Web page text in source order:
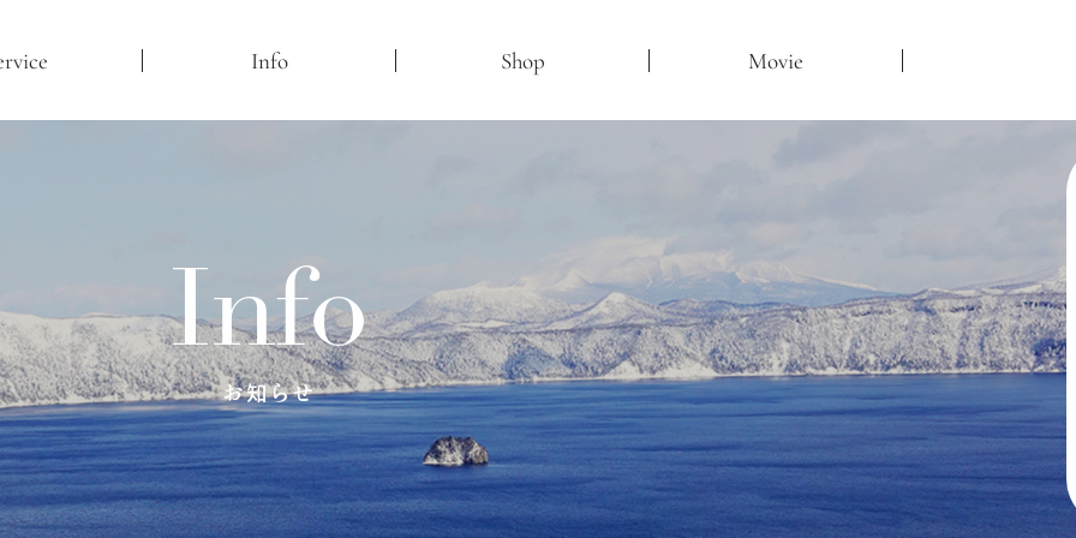
Info Shop Movie
Info
お知らせ